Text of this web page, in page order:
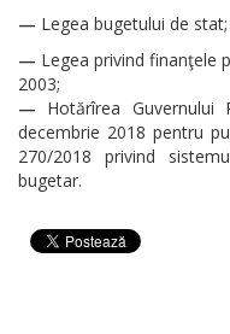
— Legea bugetului de stat;
— Legea privind finanţele
2003;
— Hotărîrea
decembrie 2018 pentru
270/2018 privind
bugetar.